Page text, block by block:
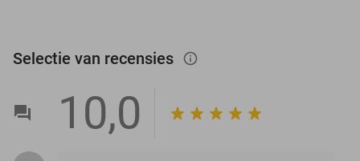
Selectie van recensies info_outlined
10,0